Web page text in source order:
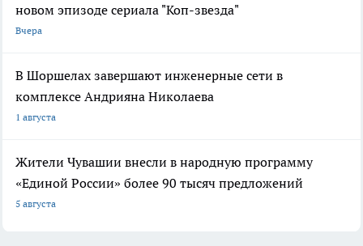
новом эпизоде сериала "Коп-звезда"
Вчера
В Шоршелах завершают инженерные сети в
комплексе Андрияна Николаева
1 августа
Жители Чувашии внесли в народную программу
«Единой России» более 90 тысяч предложений
5 августа